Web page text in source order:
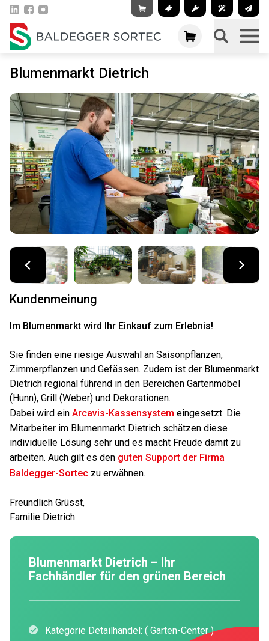
Blumenmarkt Dietrich
Kundenmeinung
Im Blumenmarkt wird Ihr Einkauf zum Erlebnis!
Sie finden eine riesige Auswahl an Saisonpflanzen,
Zimmerpflanzen und Gefässen. Zudem ist der Blumenmarkt
Dietrich regional führend in den Bereichen Gartenmöbel
(Hunn), Grill (Weber) und Dekorationen.
Dabei wird ein Arcavis-Kassensystem eingesetzt. Die
Mitarbeiter im Blumenmarkt Dietrich schätzen diese
individuelle Lösung sehr und es macht Freude damit zu
arbeiten. Auch gilt es den guten Support der Firma
Baldegger-Sortec zu erwähnen.
Freundlich Grüsst,
Familie Dietrich
Blumenmarkt Dietrich – Ihr
Fachhändler für den grünen Bereich
Kategorie Detailhandel: ( Garten-Center )